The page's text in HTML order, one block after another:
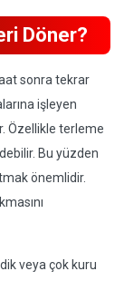
Döner?
sonra tekrar
işleyen
Özellikle terleme
Bu yüzden
önemlidir.
veya çok kuru